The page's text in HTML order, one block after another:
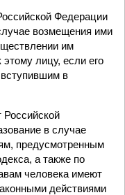
Федерации
возмещения ими
им
лицу, если его
вступившим в
Российской
в случае
предусмотренным
а также по
человека имеют
действиями